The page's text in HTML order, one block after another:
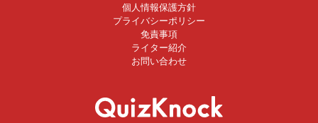
個人情報保護方針
プライバシーポリシー
免責事項
ライター紹介
お問い合わせ